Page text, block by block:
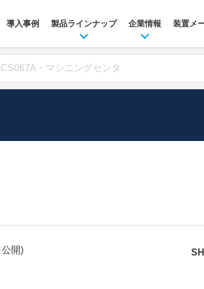
導入事例 製品ラインナップ 企業情報 装置メ
公開)